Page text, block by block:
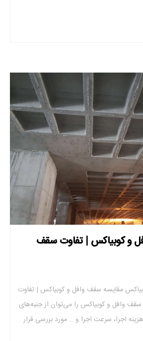
از پلاستیک و سایر متریال ها بوده و
دارند. برای […]
و کوبیاکس | تفاوت سقف
مقایسه سقف وافل و کوبیاکس | تفاوت
وافل و کوبیاکس را می‌توان از جنبه‌های
اجرا، سرعت اجرا و … مورد بررسی قرار
بررسی بیشتر تفاوت سقف وافل و کوبیاکس